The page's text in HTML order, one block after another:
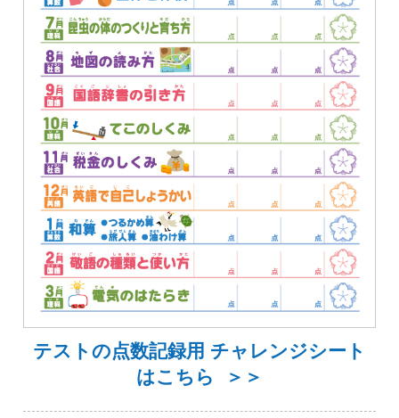
テストの点数記録用 チャレンジシート
はこちら ＞＞